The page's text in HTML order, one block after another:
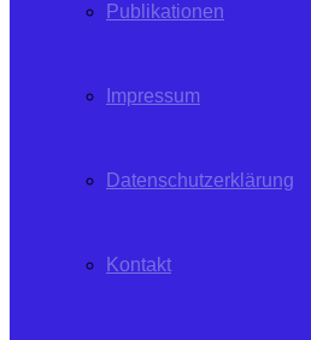
Publikationen
Impressum
Datenschutzerklärung
Kontakt